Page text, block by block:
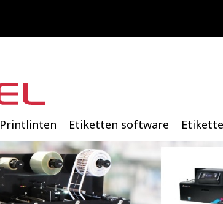
Printlinten Etiketten software